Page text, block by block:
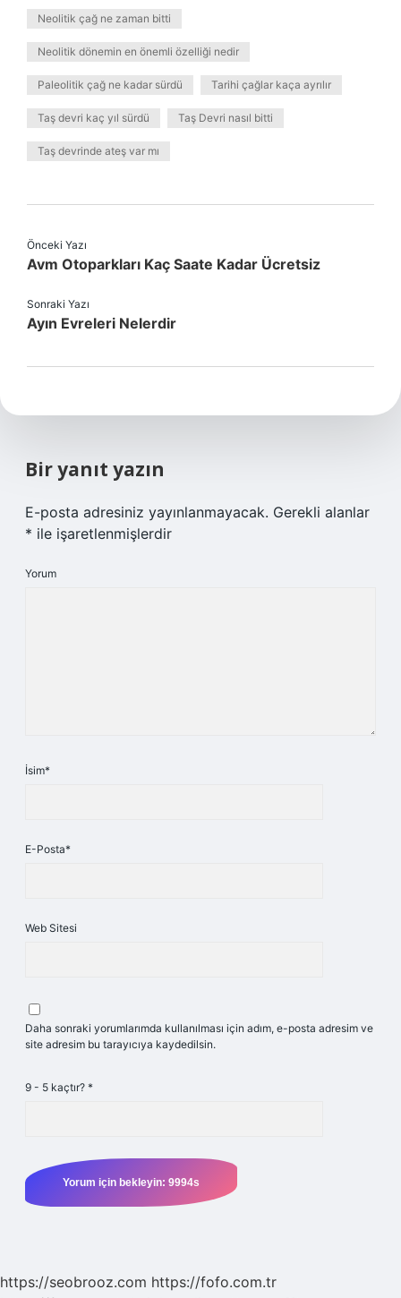
Neolitik çağ ne zaman bitti
Neolitik dönemin en önemli özelliği nedir
Paleolitik çağ ne kadar sürdü Tarihi çağlar kaça ayrılır
Taş devri kaç yıl sürdü Taş Devri nasıl bitti
Taş devrinde ateş var mı
Önceki Yazı
Avm Otoparkları Kaç Saate Kadar Ücretsiz
Sonraki Yazı
Ayın Evreleri Nelerdir
Bir yanıt yazın
E-posta adresiniz yayınlanmayacak. Gerekli alanlar
* ile işaretlenmişlerdir
Yorum
İsim*
E-Posta*
Web Sitesi
Daha sonraki yorumlarımda kullanılması için adım, e-posta adresim ve
site adresim bu tarayıcıya kaydedilsin.
9 - 5 kaçtır? *
https://seobrooz.com https://fofo.com.tr